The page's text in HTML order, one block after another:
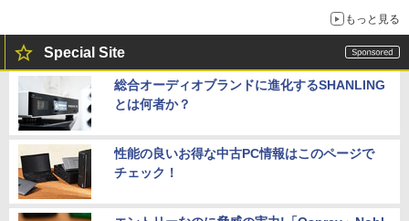
もっと見る
Special Site
総合オーディオブランドに進化するSHANLING
とは何者か？
性能の良いお得な中古PC情報はこのページで
チェック！